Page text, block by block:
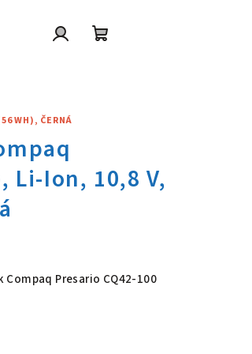
WH), ČERNÁ
Presario
Presario CQ42-100